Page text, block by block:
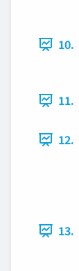
10.
11.
12.
13.